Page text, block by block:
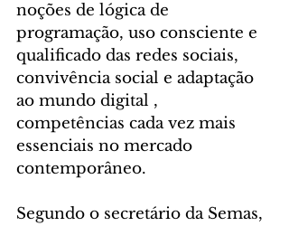
noções de lógica de
programação, uso consciente e
qualificado das redes sociais,
convivência social e adaptação
ao mundo digital ,
competências cada vez mais
essenciais no mercado
contemporâneo.
Segundo o secretário da Semas,